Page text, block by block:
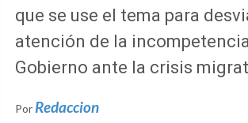
que se use el tema para
atención de la
Gobierno ante la crisis
Por Redaccion